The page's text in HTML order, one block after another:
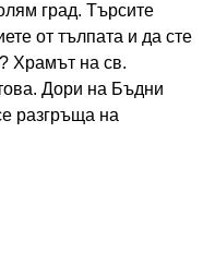
град. Търсите
от тълпата и да сте
Храмът на св.
Дори на Бъдни
разгръща на